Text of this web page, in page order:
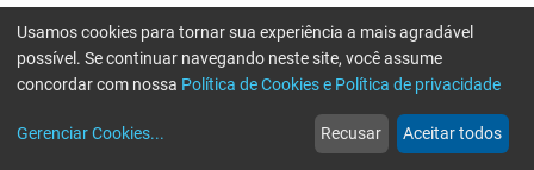
web
Notícias
more_horiz
Mais
Usamos cookies para tornar sua experiência a mais agradável
possível. Se continuar navegando neste site, você assume
concordar com nossa Política de Cookies e Política de privacidade
Gerenciar Cookies... Recusar Aceitar todos
Erro ao enviar informações, por favor tente novamente